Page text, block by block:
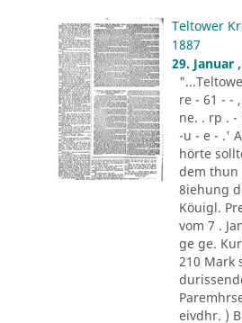
Teltower
1887
29. Januar
re - 61 - -
ne. . rp . -
-u - e - .'
hörte
dem thun
8iehung
Köuigl.
vom 7 .
ge ge.
210 Mark
eivdhr. )